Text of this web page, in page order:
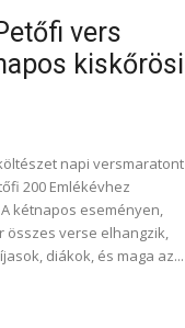
vers
kiskőrösi
napi versmaratont
200 Emlékévhez
kétnapos eseményen,
összes verse elhangzik,
diákok, és maga az...